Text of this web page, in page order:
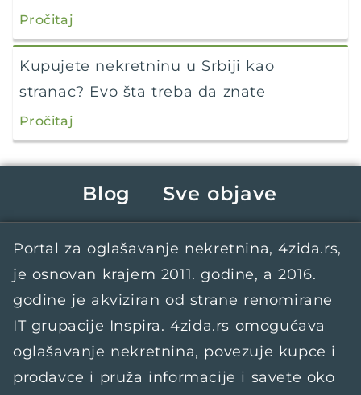
Pročitaj
Kupujete nekretninu u Srbiji kao
stranac? Evo šta treba da znate
Pročitaj
Blog Sve objave
Portal za oglašavanje nekretnina,4zida.rs,
je osnovan krajem 2011. godine, a 2016.
godine je akviziran od strane renomirane
IT grupacije Inspira.4zida.rs omogućava
oglašavanje nekretnina, povezuje kupce i
prodavce i pruža informacije i savete oko